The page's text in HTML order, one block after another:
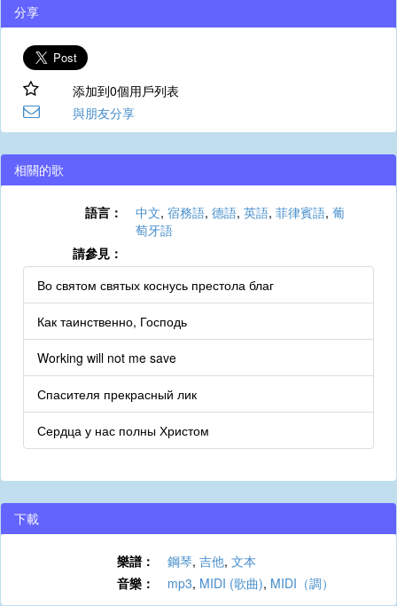
分享
添加到0個用戶列表
與朋友分享
相關的歌
語言： 中文, 宿務語, 德語, 英語, 菲律賓語, 葡
萄牙語
請參見：
Во святом святых коснусь престола благ
Как таинственно, Господь
Working will not me save
Спасителя прекрасный лик
Сердца у нас полны Христом
下載
樂譜： 鋼琴, 吉他, 文本
音樂：
mp3, MIDI (歌曲), MIDI（調）